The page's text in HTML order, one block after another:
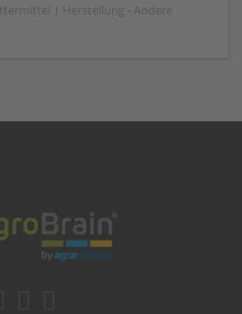
| Herstellung - Andere